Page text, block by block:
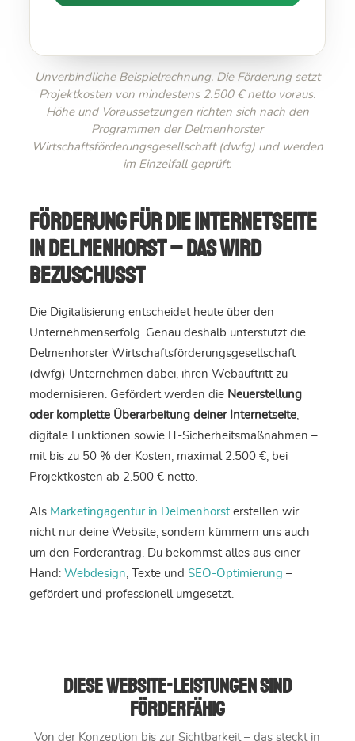
Unverbindliche Beispielrechnung. Die Förderung setzt
Projektkosten von mindestens 2.500 € netto voraus.
Höhe und Voraussetzungen richten sich nach den
Programmen der Delmenhorster
Wirtschaftsförderungsgesellschaft (dwfg) und werden
im Einzelfall geprüft.
Förderung für die Internetseite
in Delmenhorst – das wird
bezuschusst
Die Digitalisierung entscheidet heute über den
Unternehmenserfolg. Genau deshalb unterstützt die
Delmenhorster Wirtschaftsförderungsgesellschaft
(dwfg) Unternehmen dabei, ihren Webauftritt zu
modernisieren. Gefördert werden die Neuerstellung
oder komplette Überarbeitung deiner Internetseite,
digitale Funktionen sowie IT-Sicherheitsmaßnahmen –
mit bis zu 50 % der Kosten, maximal 2.500 €, bei
Projektkosten ab 2.500 € netto.
Als Marketingagentur in Delmenhorsterstellen wir
nicht nur deine Website, sondern kümmern uns auch
um den Förderantrag. Du bekommst alles aus einer
Hand: Webdesign, Texte und SEO-Optimierung –
gefördert und professionell umgesetzt.
Diese Website-Leistungen sind
förderfähig
Von der Konzeption bis zur Sichtbarkeit – das steckt in